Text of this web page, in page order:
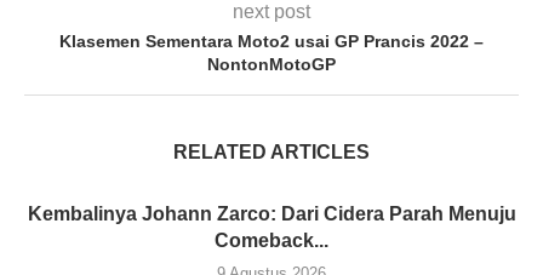
next post
Klasemen Sementara Moto2 usai GP Prancis 2022 –
NontonMotoGP
RELATED ARTICLES
Kembalinya Johann Zarco: Dari Cidera Parah Menuju
Comeback...